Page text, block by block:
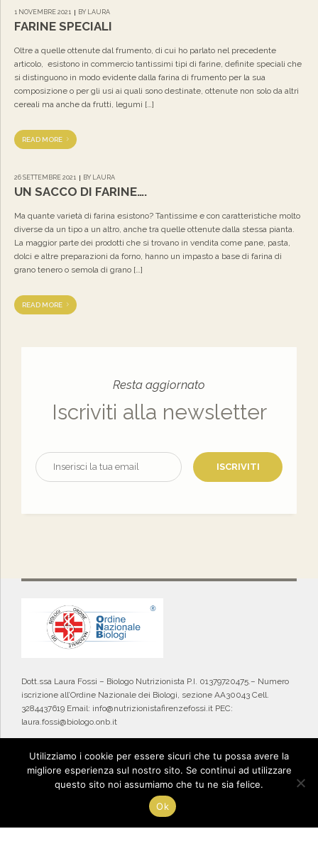
1 NOVEMBRE 2021 BY LAURA
FARINE SPECIALI
Oltre a quelle ottenute dal frumento, di cui ho parlato nel precedente
articolo, esistono in commercio tantissimi tipi di farine, definite speciali che
si distinguono in modo evidente dalla farina di frumento per la sua
composizione o per gli usi ai quali sono destinate, ottenute non solo da altri
cereali ma anche da frutti, legumi […]
READ MORE
26 SETTEMBRE 2021 BY LAURA
UN SACCO DI FARINE….
Ma quante varietà di farina esistono? Tantissime e con caratteristiche molto
diverse da un tipo a un altro, anche tra quelle ottenute dalla stessa pianta.
La maggior parte dei prodotti che si trovano in vendita come pane, pasta,
dolci e altre preparazioni da forno, hanno un impasto a base di farina di
grano tenero o semola di grano […]
READ MORE
Resta aggiornato
Iscriviti alla newsletter
Dott.ssa Laura Fossi – Biologo Nutrizionista P.I. 01379720475.– Numero
iscrizione all’Ordine Nazionale dei Biologi, sezione AA30043 Cell.
3284437619 Email: info@nutrizionistafirenzefossi.it PEC:
laura.fossi@biologo.onb.it
Privacy Policy FAQ
Deprecated: Constant FILTER_SANITIZE_STRING is deprecated in
/home/gioiadelli/nutrizionistafirenzefossi/wp-
content/plugins/icegram/lite/class-icegram.php
Utilizziamo i cookie per essere sicuri che tu possa avere la
migliore esperienza sul nostro sito. Se continui ad utilizzare
questo sito noi assumiamo che tu ne sia felice.
Ok